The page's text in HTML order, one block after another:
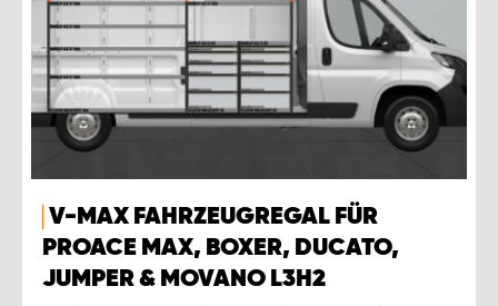
V-MAX FAHRZEUGREGAL FÜR
PROACE MAX, BOXER, DUCATO,
JUMPER & MOVANO L3H2